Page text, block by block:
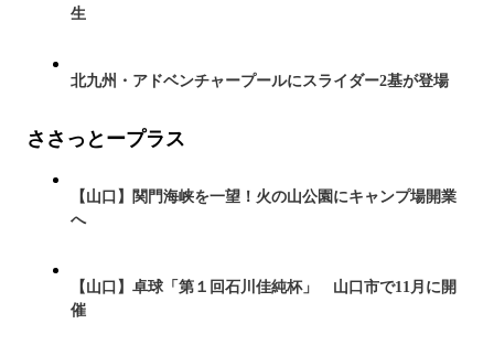
生
北九州・アドベンチャープールにスライダー2基が登場
ささっとープラス
【山口】関門海峡を一望！火の山公園にキャンプ場開業
へ
【山口】卓球「第１回石川佳純杯」 山口市で11月に開
催